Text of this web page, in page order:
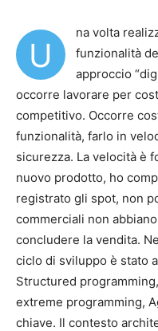
U
na volta
funzionalità
approccio
occorre lavorare per
competitivo. Occorre
funzionalità, farlo in
sicurezza. La velocità è
nuovo prodotto, ho
registrato gli spot, non
commerciali non
concludere la vendita.
ciclo di sviluppo è stato
Structured
extreme programming,
chiave. Il contesto